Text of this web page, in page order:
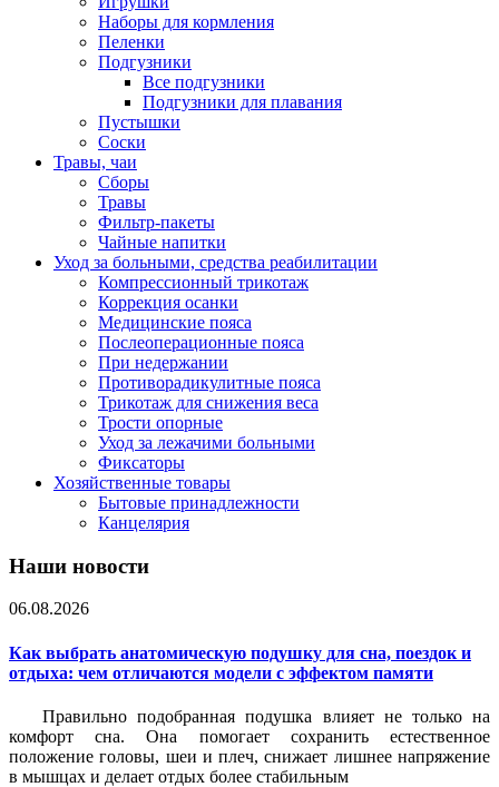
Наборы для кормления
Пеленки
Подгузники
Все подгузники
Подгузники для плавания
Пустышки
Соски
Травы, чаи
Сборы
Травы
Фильтр-пакеты
Чайные напитки
Уход за больными, средства реабилитации
Компрессионный трикотаж
Коррекция осанки
Медицинские пояса
Послеоперационные пояса
При недержании
Противорадикулитные пояса
Трикотаж для снижения веса
Трости опорные
Уход за лежачими больными
Фиксаторы
Хозяйственные товары
Бытовые принадлежности
Канцелярия
Наши новости
06.08.2026
Как выбрать анатомическую подушку для сна, поездок и
отдыха: чем отличаются модели с эффектом памяти
Правильно подобранная подушка влияет не только на
комфорт сна. Она помогает сохранить естественное
положение головы, шеи и плеч, снижает лишнее напряжение
в мышцах и делает отдых более стабильным